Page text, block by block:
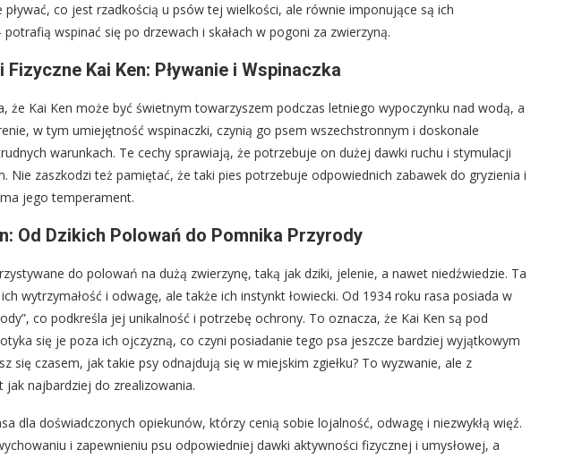
co jest rzadkością u psów tej wielkości, ale równie imponujące są ich
wspinać się po drzewach i skałach w pogoni za zwierzyną.
Kai Ken: Pływanie i Wspinaczka
że Kai Ken może być świetnym towarzyszem podczas letniego wypoczynku nad wodą, a
w tym umiejętność wspinaczki, czynią go psem wszechstronnym i doskonale
warunkach. Te cechy sprawiają, że potrzebuje on dużej dawki ruchu i stymulacji
Nie zaszkodzi też pamiętać, że taki pies potrzebuje odpowiednich zabawek do gryzienia i
jego temperament.
Od Dzikich Polowań do Pomnika Przyrody
do polowań na dużą zwierzynę, taką jak dziki, jelenie, a nawet niedźwiedzie. Ta
wytrzymałość i odwagę, ale także ich instynkt łowiecki. Od 1934 roku rasa posiada w
co podkreśla jej unikalność i potrzebę ochrony. To oznacza, że Kai Ken są pod
się je poza ich ojczyzną, co czyni posiadanie tego psa jeszcze bardziej wyjątkowym
się czasem, jak takie psy odnajdują się w miejskim zgiełku? To wyzwanie, ale z
najbardziej do zrealizowania.
dla doświadczonych opiekunów, którzy cenią sobie lojalność, odwagę i niezwykłą więź.
i zapewnieniu psu odpowiedniej dawki aktywności fizycznej i umysłowej, a